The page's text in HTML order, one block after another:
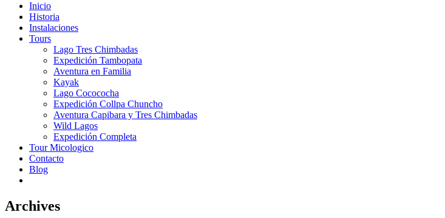
Inicio
Historia
Instalaciones
Tours
Lago Tres Chimbadas
Expedición Tambopata
Aventura en Familia
Kayak
Lago Cocococha
Expedición Collpa Chuncho
Aventura Capibara y Tres Chimbadas
Wild Lagos
Expedición Completa
Tour Micologico
Contacto
Blog
Archives